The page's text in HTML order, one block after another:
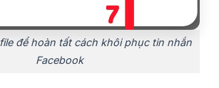
để hoàn tất cách khôi phục tin nhắn
Facebook